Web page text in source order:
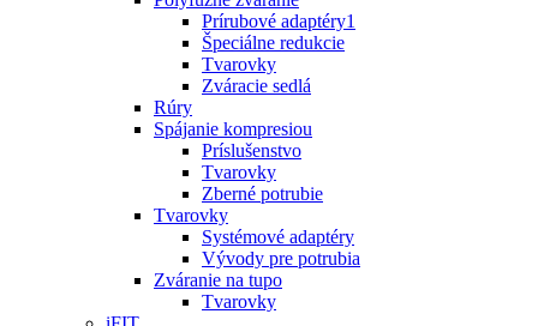
Prírubové adaptéry1
Špeciálne redukcie
Tvarovky
Zváracie sedlá
Rúry
Spájanie kompresiou
Príslušenstvo
Tvarovky
Zberné potrubie
Tvarovky
Systémové adaptéry
Vývody pre potrubia
Zváranie na tupo
Tvarovky